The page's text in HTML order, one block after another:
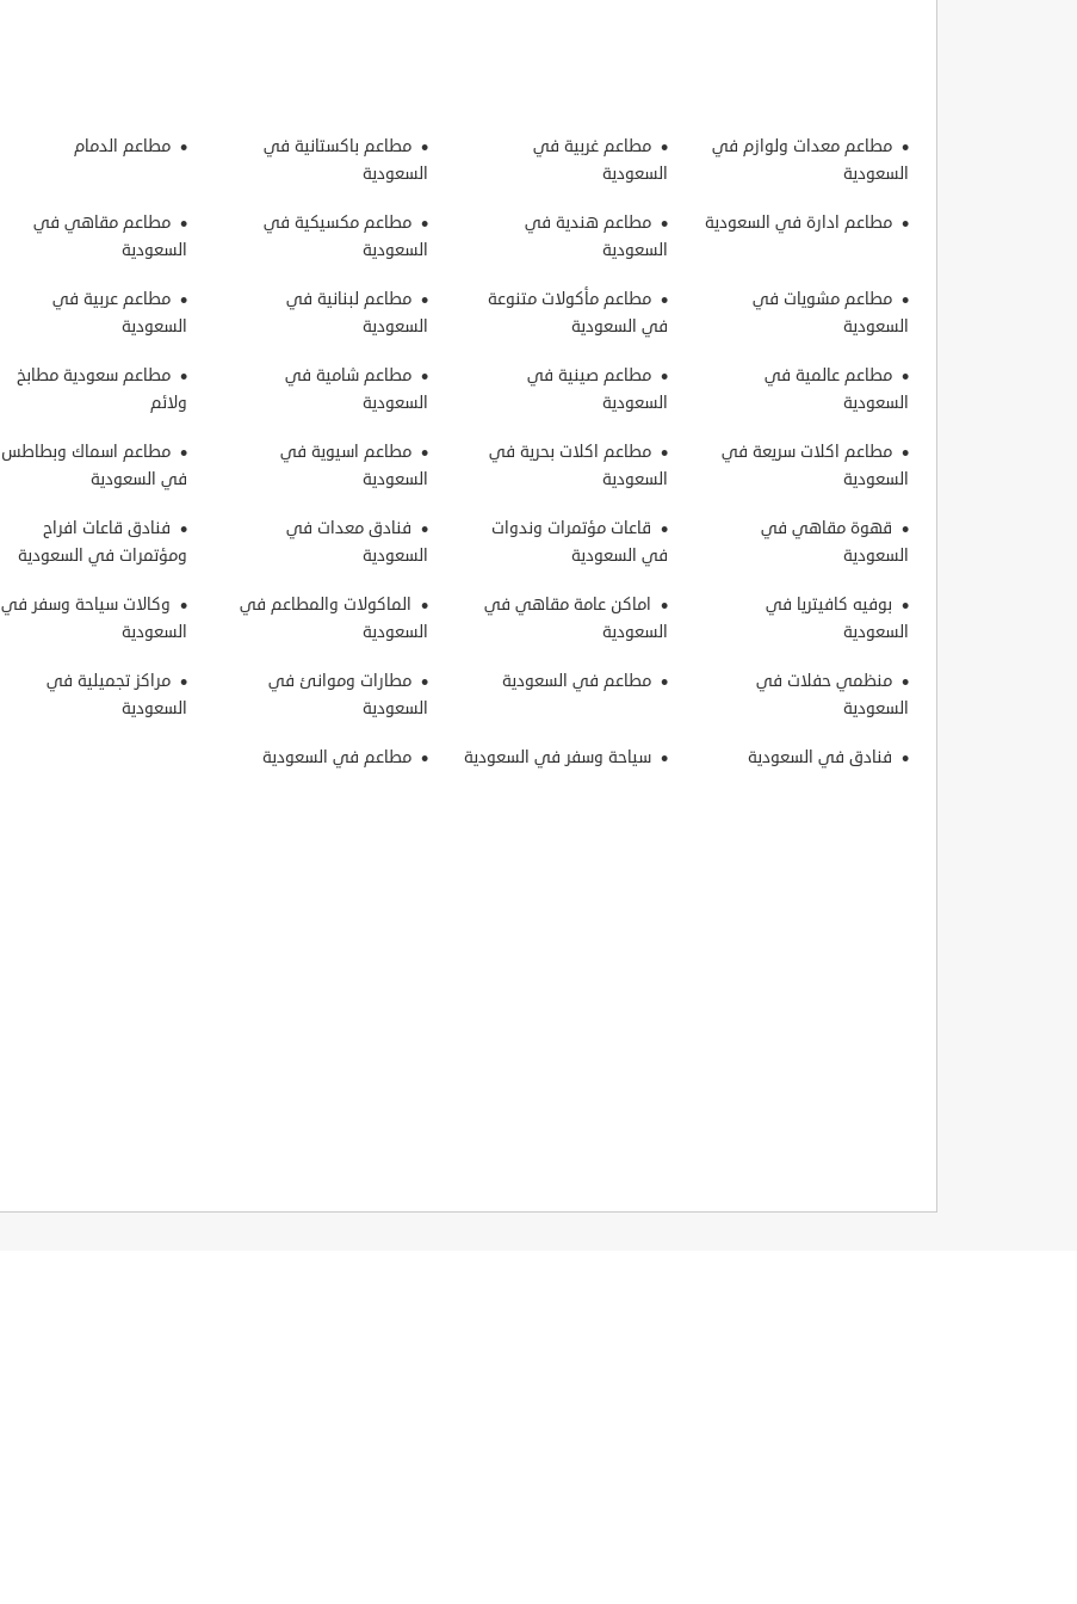
مطاعم معدات ولوازم في
السعودية
مطاعم غربية في
السعودية
مطاعم باكستانية في
السعودية
مطاعم الدمام
مطاعم ادارة في السعودية
مطاعم هندية في
السعودية
مطاعم مكسيكية في
السعودية
مطاعم مقاهي في
السعودية
مطاعم مشويات في
السعودية
مطاعم مأكولات متنوعة
في السعودية
مطاعم لبنانية في
السعودية
مطاعم عربية في
السعودية
مطاعم عالمية في
السعودية
مطاعم صينية في
السعودية
مطاعم شامية في
السعودية
مطاعم سعودية مطابخ
ولائم
مطاعم اكلات سريعة في
السعودية
مطاعم اكلات بحرية في
السعودية
مطاعم اسيوية في
السعودية
مطاعم اسماك وبطاطس
في السعودية
قهوة مقاهي في
السعودية
قاعات مؤتمرات وندوات
في السعودية
فنادق معدات في
السعودية
فنادق قاعات افراح
ومؤتمرات في السعودية
بوفيه كافيتريا في
السعودية
اماكن عامة مقاهي في
السعودية
الماكولات والمطاعم في
السعودية
وكالات سياحة وسفر في
السعودية
منظمي حفلات في
السعودية
مطاعم في السعودية
مطارات وموانئ في
السعودية
مراكز تجميلية في
السعودية
فنادق في السعودية سياحة وسفر في السعودية مطاعم في السعودية